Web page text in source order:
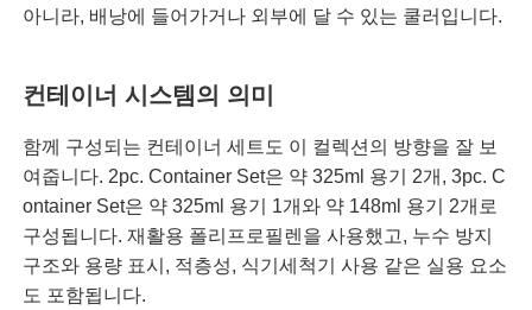
아니라, 배낭에 들어가거나 외부에 달 수 있는 쿨러입니다.
컨테이너 시스템의 의미
함께 구성되는 컨테이너 세트도 이 컬렉션의 방향을 잘 보
여줍니다. 2pc. Container Set은 약 325ml 용기 2개, 3pc. C
ontainer Set은 약 325ml 용기 1개와 약 148ml 용기 2개로
구성됩니다. 재활용 폴리프로필렌을 사용했고, 누수 방지
구조와 용량 표시, 적층성, 식기세척기 사용 같은 실용 요소
도 포함됩니다.